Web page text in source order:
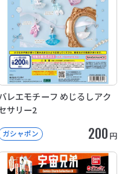
レエモチーフ めじるしアク
サリー2
ガシャポン 200 円